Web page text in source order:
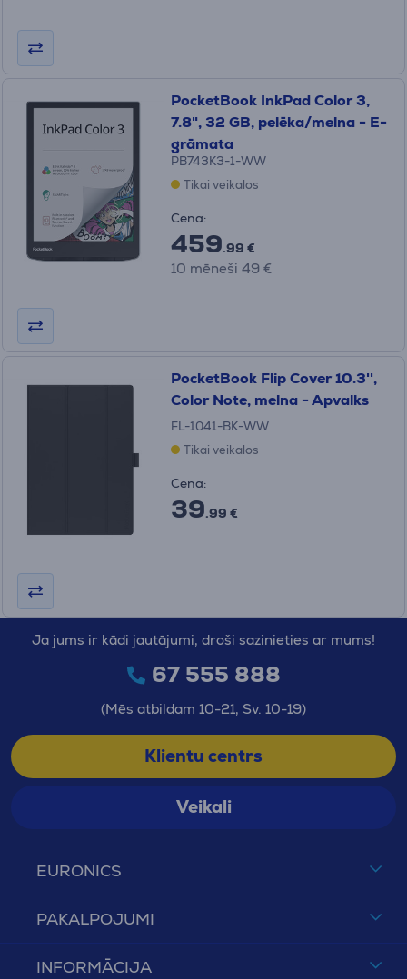
PocketBook InkPad Color 3,
7.8", 32 GB, pelēka/melna - E-
grāmata
PB743K3-1-WW
Tikai veikalos
Cena:
459.99 €
10 mēneši 49 €
PocketBook Flip Cover 10.3'',
Color Note, melna - Apvalks
FL-1041-BK-WW
Tikai veikalos
Cena:
39.99 €
EURONICS
PAKALPOJUMI
INFORMĀCIJA
Ja jums ir kādi jautājumi, droši sazinieties ar mums!
67 555 888
(Mēs atbildam 10-21, Sv. 10-19)
Klientu centrs
Veikali